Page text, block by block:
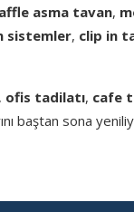
asma tavan,
sistemler, clip in
, ofis tadilatı, cafe
baştan sona